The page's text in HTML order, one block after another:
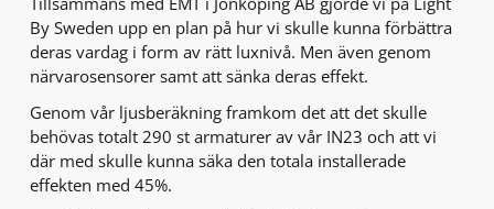
By Sweden upp en plan på hur vi skulle kunna förbättra
deras vardag i form av rätt luxnivå. Men även genom
närvarosensorer samt att sänka deras effekt.
Genom vår ljusberäkning framkom det att det skulle
behövas totalt 290 st armaturer av vår IN23 och att vi
där med skulle kunna säka den totala installerade
effekten med 45%.